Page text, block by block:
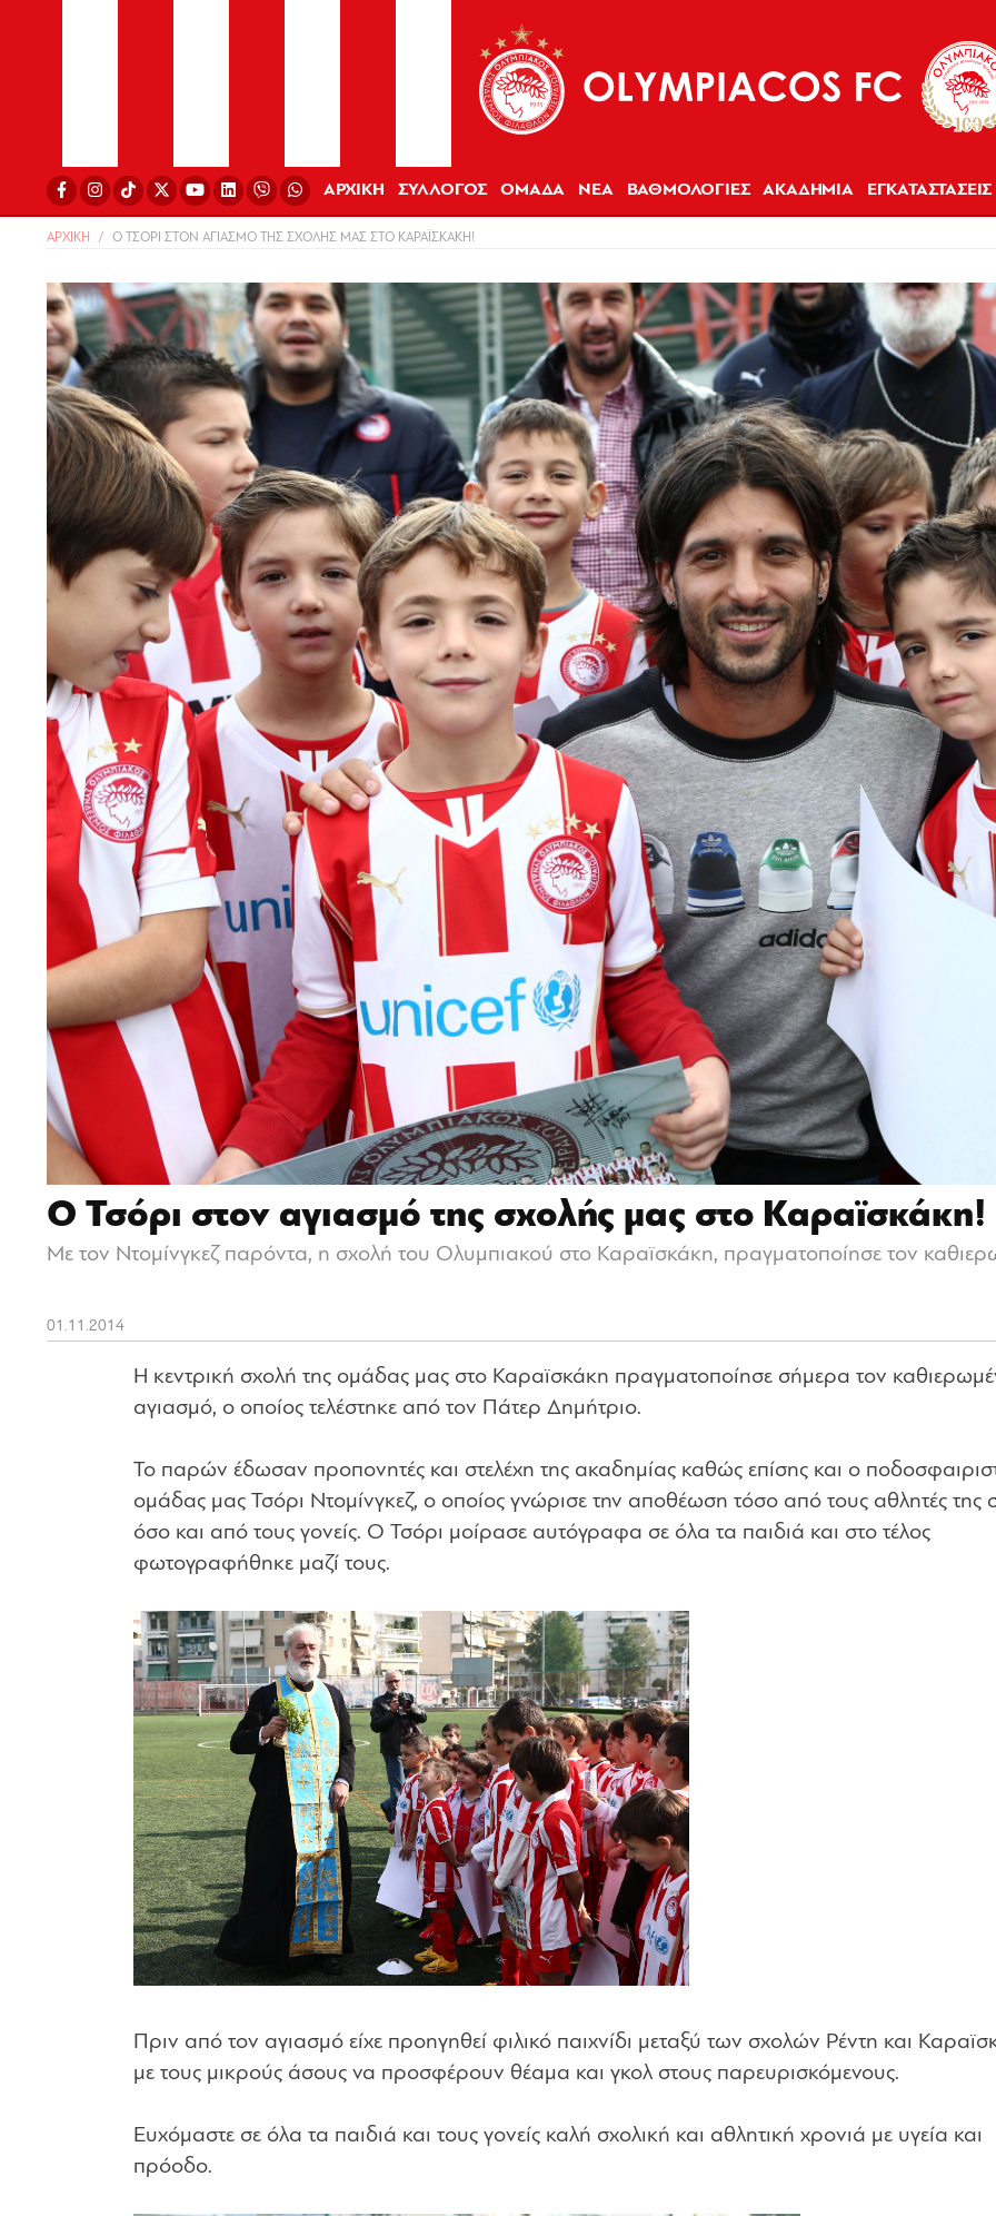
ΑΡΧΙΚΗ ΣΥΛΛΟΓΟΣ ΟΜΑΔΑ ΝΕΑ ΒΑΘΜΟΛΟΓΙΕΣ ΑΚΑΔΗΜΙΑ ΕΓΚΑΤΑΣΤΑΣΕΙΣ
ΑΡΧΙΚΗ Ο ΤΣΟΡΙ ΣΤΟΝ ΑΓΙΑΣΜΟ ΤΗΣ ΣΧΟΛΗΣ ΜΑΣ ΣΤΟ ΚΑΡΑΪΣΚΑΚΗ!
Ο Τσόρι στον αγιασμό της σχολής μας στο Καραϊσκάκη!
Με τον Ντομίνγκεζ παρόντα, η σχολή του Ολυμπιακού στο Καραϊσκάκη, πραγματοποίησε τον
01.11.2014
Η κεντρική σχολή της ομάδας μας στο Καραϊσκάκη πραγματοποίησε σήμερα τον
αγιασμό, ο οποίος τελέστηκε από τον Πάτερ Δημήτριο.
Το παρών έδωσαν προπονητές και στελέχη της ακαδημίας καθώς επίσης και ο
ομάδας μας Τσόρι Ντομίνγκεζ, ο οποίος γνώρισε την αποθέωση τόσο από τους αθλητές της
όσο και από τους γονείς. Ο Τσόρι μοίρασε αυτόγραφα σε όλα τα παιδιά και στο τέλος
φωτογραφήθηκε μαζί τους.
Πριν από τον αγιασμό είχε προηγηθεί φιλικό παιχνίδι μεταξύ των σχολών Ρέντη και
με τους μικρούς άσους να προσφέρουν θέαμα και γκολ στους παρευρισκόμενους.
Ευχόμαστε σε όλα τα παιδιά και τους γονείς καλή σχολική και αθλητική χρονιά με υγεία και
πρόοδο.